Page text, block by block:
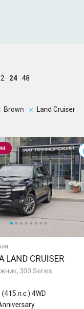
24 48
Brown Land Cruiser
LAND CRUISER
300 Series
(415 л.с.) 4WD